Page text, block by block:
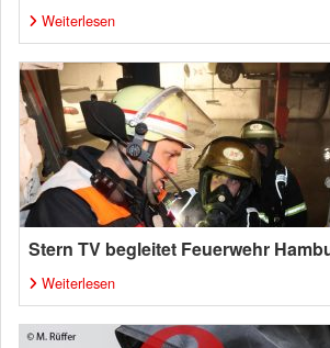
Weiterlesen
Stern TV begleitet Feuerwehr
Weiterlesen